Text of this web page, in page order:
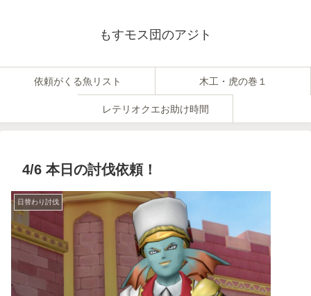
もすモス団のアジト
依頼がくる魚リスト 木工・虎の巻１
レテリオクエお助け時間
4/6 本日の討伐依頼！
日替わり討伐